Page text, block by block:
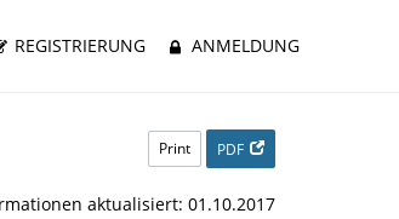
REGISTRIERUNG ANMELDUNG
Print PDF
aktualisiert: 01.10.2017